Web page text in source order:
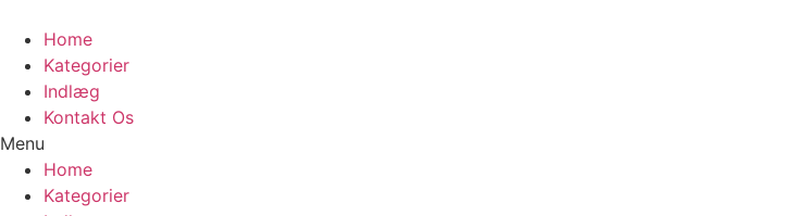
indhold
Home
Kategorier
Indlæg
Kontakt Os
Menu
Home
Kategorier